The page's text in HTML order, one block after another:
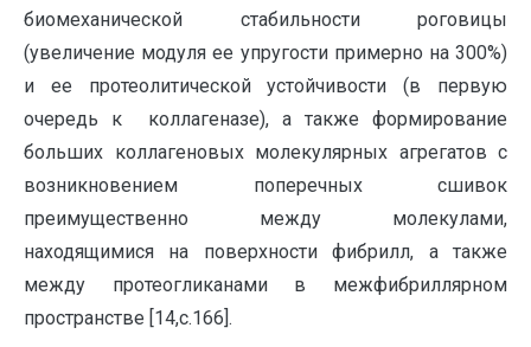
биомеханической стабильности роговицы
(увеличение модуля ее упругости примерно на 300%)
и ее протеолитической устойчивости (в первую
очередь к коллагеназе), а также формирование
больших коллагеновых молекулярных агрегатов с
возникновением поперечных сшивок
преимущественно между молекулами,
находящимися на поверхности фибрилл, а также
между протеогликанами в межфибриллярном
пространстве [14,с.166].